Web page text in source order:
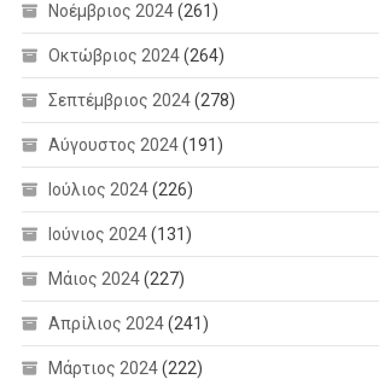
Νοέμβριος 2024(261)
Οκτώβριος 2024(264)
Σεπτέμβριος 2024(278)
Αύγουστος 2024(191)
Ιούλιος 2024(226)
Ιούνιος 2024(131)
Μάιος 2024(227)
Απρίλιος 2024(241)
Μάρτιος 2024(222)